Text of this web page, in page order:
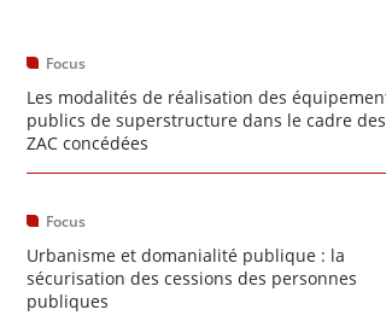
Focus
Les modalités de réalisation des
publics de superstructure dans le cadre des
ZAC concédées
Focus
Urbanisme et domanialité publique : la
sécurisation des cessions des personnes
publiques